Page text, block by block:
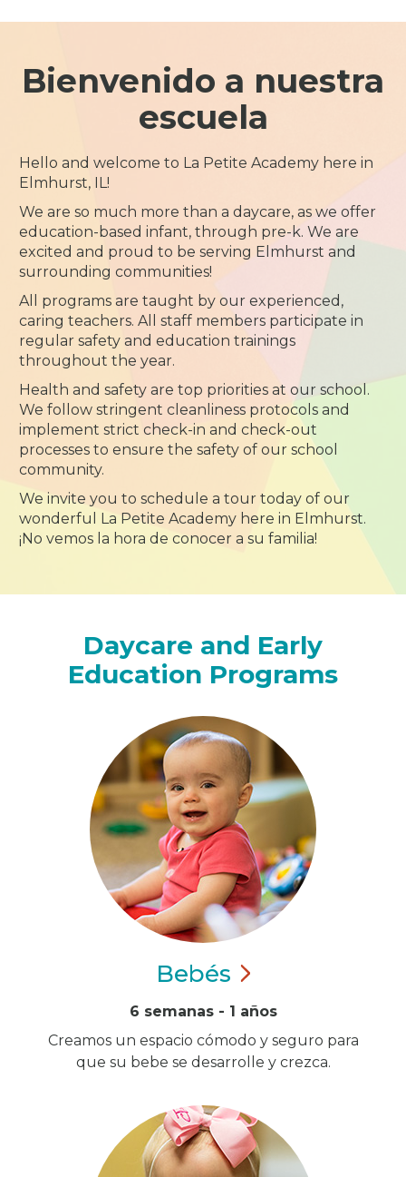
Bienvenido a nuestra
escuela
Hello and welcome to La Petite Academy here in
Elmhurst, IL!
We are so much more than a daycare, as we offer
education-based infant, through pre-k. We are
excited and proud to be serving Elmhurst and
surrounding communities!
All programs are taught by our experienced,
caring teachers. All staff members participate in
regular safety and education trainings
throughout the year.
Health and safety are top priorities at our school.
We follow stringent cleanliness protocols and
implement strict check-in and check-out
processes to ensure the safety of our school
community.
We invite you to schedule a tour today of our
wonderful La Petite Academy here in Elmhurst.
¡No vemos la hora de conocer a su familia!
Daycare and Early
Education Programs
Bebés
6 semanas - 1 años
Creamos un espacio cómodo y seguro para
que su bebe se desarrolle y crezca.